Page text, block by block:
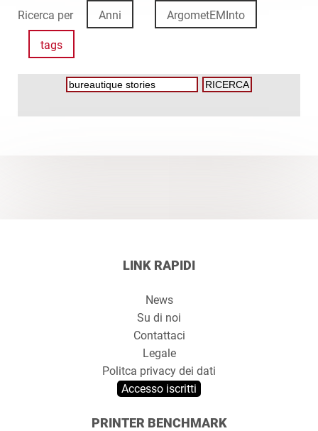
Ricerca per Anni ArgometEMInto
tags
LINK RAPIDI
News
Su di noi
Contattaci
Legale
Politca privacy dei dati
Accesso iscritti
PRINTER BENCHMARK